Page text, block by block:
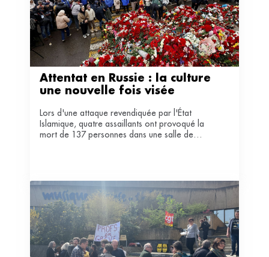
Attentat en Russie : la culture
une nouvelle fois visée
Lors d'une attaque revendiquée par l'État
Islamique, quatre assaillants ont provoqué la
mort de 137 personnes dans une salle de